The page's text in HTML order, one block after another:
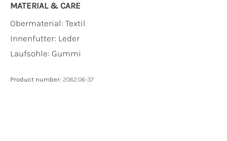
MATERIAL & CARE
Obermaterial: Textil
Innenfutter: Leder
Laufsohle: Gummi
Product number: 2062.06-37